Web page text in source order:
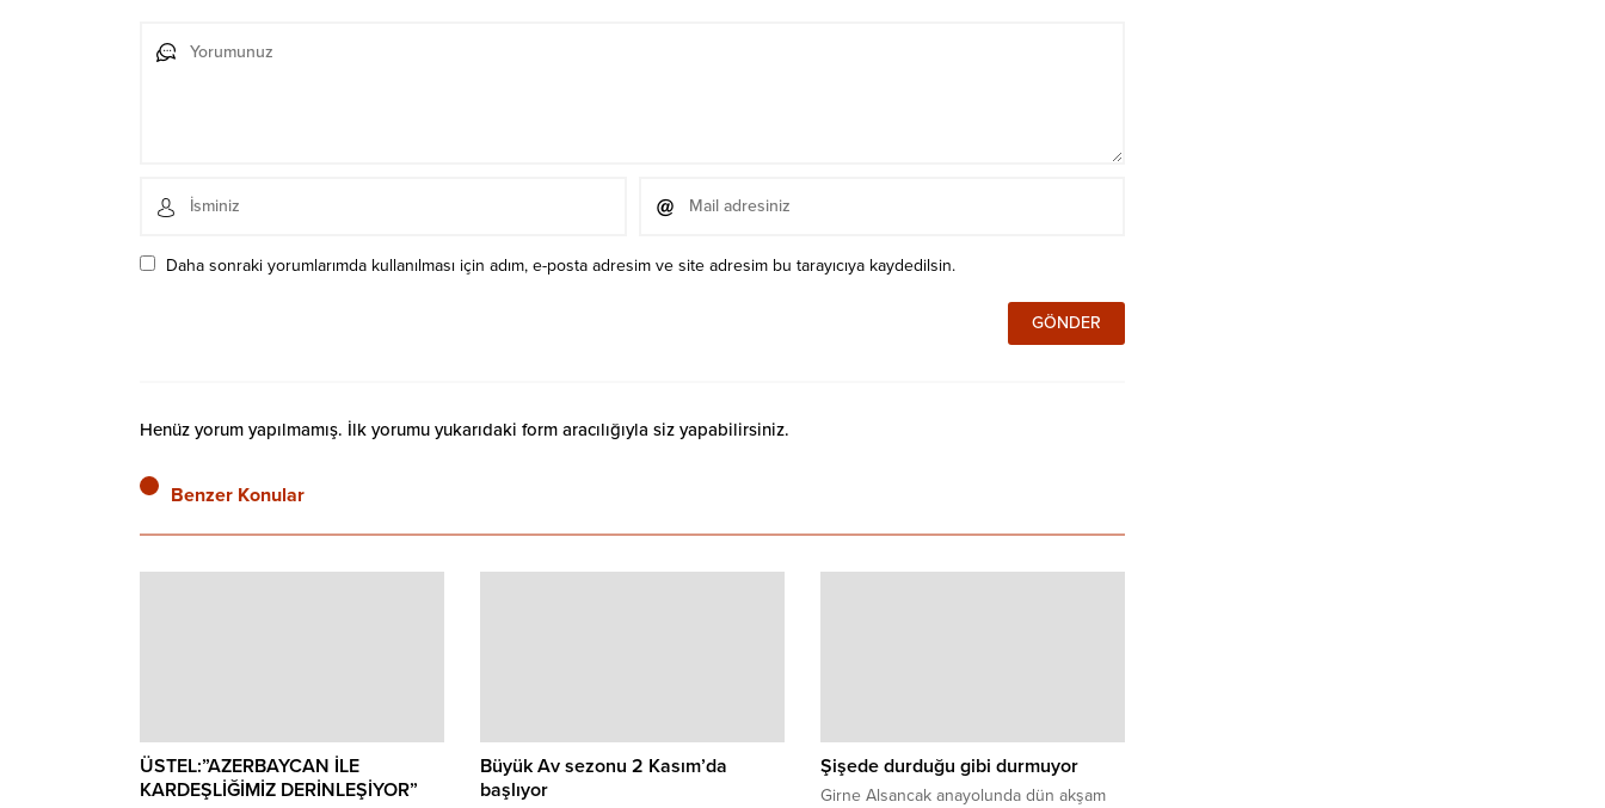
Daha sonraki yorumlarımda kullanılması için adım, e-posta adresim ve site adresim bu tarayıcıya kaydedilsin.
Henüz yorum yapılmamış. İlk yorumu yukarıdaki form aracılığıyla siz yapabilirsiniz.
Benzer Konular
ÜSTEL:”AZERBAYCAN İLE
KARDEŞLİĞİMİZ DERİNLEŞİYOR”
Büyük Av sezonu 2 Kasım’da
başlıyor
Şişede durduğu gibi durmuyor
Girne Alsancak anayolunda dün akşam